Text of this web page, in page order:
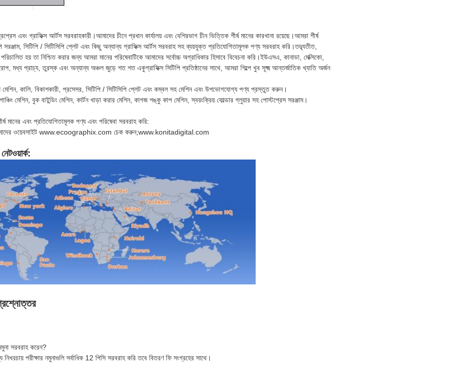
এবং গ্রাফিক্স আর্টস সরবরাহকারী।আমাদের চীনে প্রধান কার্যালয় এবং বেশিরভাগ চীন ভিত্তিক শীর্ষ মানের কারখানা রয়েছে।আমরা শীর্ষ
সরঞ্জাম, সিটিপি / সিটিসিপি প্লেট এবং কিছু অন্যান্য গ্রাফিক্স আর্টস সরবরাহ সহ ব্যয়যুক্ত প্রতিযোগিতামূলক পণ্য সরবরাহ করি।তদ্ব্যতীত,
হয় তা নিশ্চিত করার জন্য আমরা মানের পরিষেবাটিকে আমাদের সর্বোচ্চ অগ্রাধিকার হিসাবে বিবেচনা করি।ইউএসএ, কানাডা, মেক্সিকো,
মধ্য প্রাচ্য, তুরস্ক এবং অন্যান্য অঞ্চল জুড়ে শত শত একুগ্রাফিক্স সিটিপি প্রতিষ্ঠানের সাথে, আমরা শিল্পে খুব সূক্ষ্ম আন্তর্জাতিক খ্যাতি অর্জন
মেশিন, কালি, বিকাশকারী, প্রসেসর, সিটিপি / সিটিসিপি প্লেট এবং কম্বল সহ মেশিন এবং উপভোগযোগ্য পণ্য প্রস্তুত করুন।
মেশিন, বুক বাইন্ডিং মেশিন, কার্টন খাড়া করার মেশিন, কাগজ শঙ্কু কাপ মেশিন, স্বয়ংক্রিয় ফোল্ডার গ্লুয়ার সহ পোস্টপ্রেস সরঞ্জাম।
মানের এবং প্রতিযোগিতামূলক পণ্য এবং পরিষেবা সরবরাহ করি:
ওয়েবসাইট www.ecoographix.com চেক করুন;www.konitadigital.com
সরবরাহ করেন?
পরীক্ষার নমুনাগুলি সর্বাধিক 12 পিসি সরবরাহ করি তবে বিতরণ ফি সংগ্রহের সাথে।